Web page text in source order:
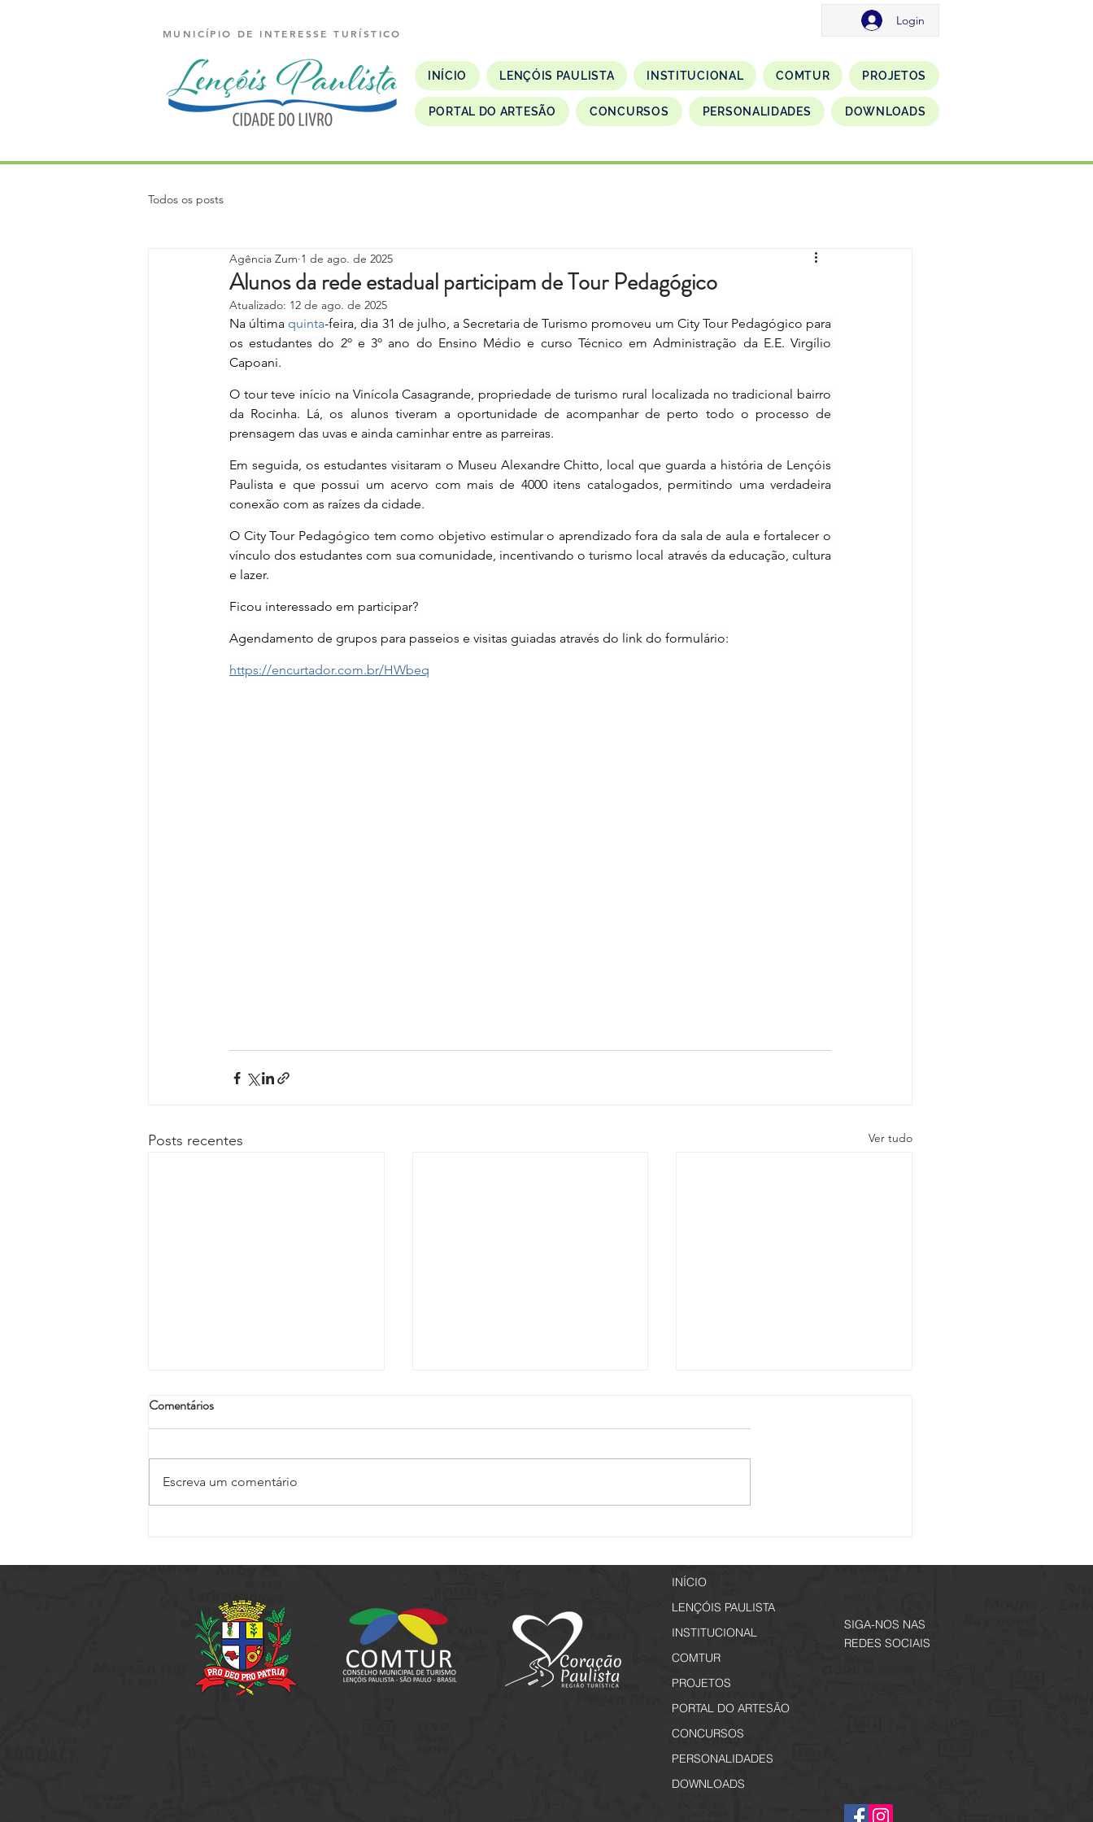
MUNICÍPIO DE INTERESSE TURÍSTICO
INÍCIO LENÇÓIS PAULISTA INSTITUCIONAL COMTUR PROJETOS
PORTAL DO ARTESÃO CONCURSOS PERSONALIDADES DOWNLOADS
Login
Todos os posts
Alunos da rede estadual participam de Tour Pedagógico
Agência Zum 1 de ago. de 2025
Atualizado: 12 de ago. de 2025
Na última quinta-feira, dia 31 de julho, a Secretaria de Turismo promoveu um City Tour Pedagógico para
os estudantes do 2º e 3º ano do Ensino Médio e curso Técnico em Administração da E.E. Virgílio
Capoani.
O tour teve início na Vinícola Casagrande, propriedade de turismo rural localizada no tradicional bairro
da Rocinha. Lá, os alunos tiveram a oportunidade de acompanhar de perto todo o processo de
prensagem das uvas e ainda caminhar entre as parreiras.
Em seguida, os estudantes visitaram o Museu Alexandre Chitto, local que guarda a história de Lençóis
Paulista e que possui um acervo com mais de 4000 itens catalogados, permitindo uma verdadeira
conexão com as raízes da cidade.
O City Tour Pedagógico tem como objetivo estimular o aprendizado fora da sala de aula e fortalecer o
vínculo dos estudantes com sua comunidade, incentivando o turismo local através da educação, cultura
e lazer.
Ficou interessado em participar?
Agendamento de grupos para passeios e visitas guiadas através do link do formulário:
https://encurtador.com.br/HWbeq
Posts recentes Ver tudo
Comentários
Escreva um comentário
INÍCIO
LENÇÓIS PAULISTA
INSTITUCIONAL
COMTUR
PROJETOS
PORTAL DO ARTESÃO
CONCURSOS
PERSONALIDADES
DOWNLOADS
SIGA-NOS NAS
REDES SOCIAIS